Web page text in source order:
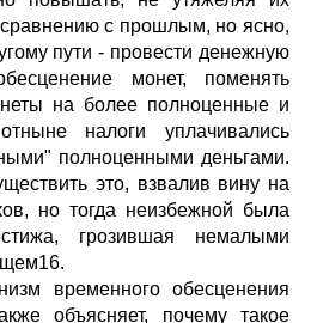
с прошлым, но ясно,
пути - провести денежную
монет, поменять
на более полноценные и
налоги уплачивались
полноценными деньгами.
это, взвалив вину на
но тогда неизбежной была
грозившая немалыми
временного обесценения
объясняет, почему такое